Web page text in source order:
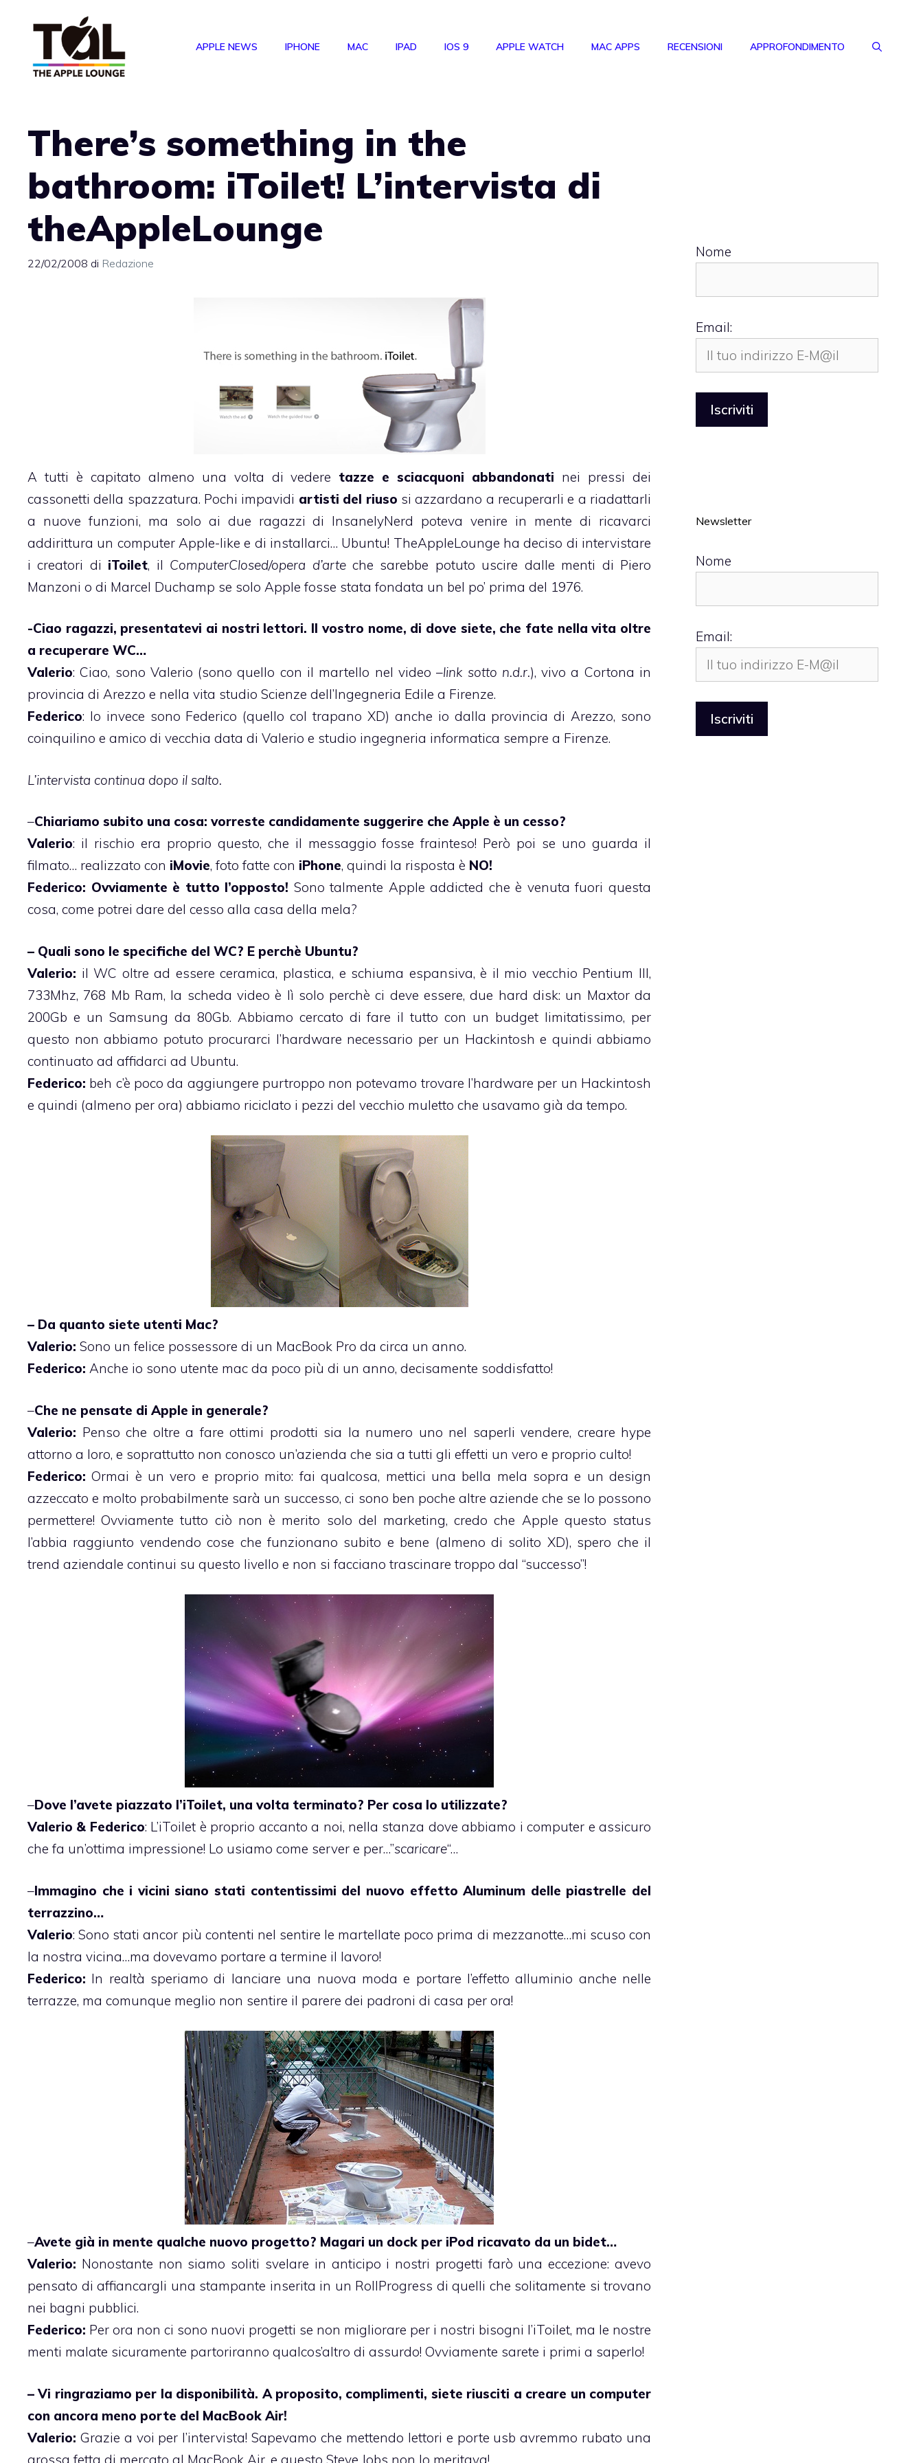
APPLE NEWS IPHONE MAC IPAD IOS 9 APPLE WATCH MAC APPS RECENSIONI APPROFONDIMENTO
There’s something in the
bathroom: iToilet! L’intervista di
theAppleLounge
22/02/2008 di Redazione
A tutti è capitato almeno una volta di vedere tazze e sciacquoni abbandonati nei pressi dei
cassonetti della spazzatura. Pochi impavidi artisti del riuso si azzardano a recuperarli e a riadattarli
a nuove funzioni, ma solo ai due ragazzi di InsanelyNerd poteva venire in mente di ricavarci
addirittura un computer Apple-like e di installarci… Ubuntu! TheAppleLounge ha deciso di intervistare
i creatori di iToilet, il ComputerClosed/opera d’arteche sarebbe potuto uscire dalle menti di Piero
Manzoni o di Marcel Duchamp se solo Apple fosse stata fondata un bel po’ prima del 1976.
-Ciao ragazzi, presentatevi ai nostri lettori. Il vostro nome, di dove siete, che fate nella vita oltre
a recuperare WC…
Valerio: Ciao, sono Valerio (sono quello con il martello nel video –link sotto n.d.r.), vivo a Cortona in
provincia di Arezzo e nella vita studio Scienze dell’Ingegneria Edile a Firenze.
Federico: Io invece sono Federico (quello col trapano XD) anche io dalla provincia di Arezzo, sono
coinquilino e amico di vecchia data di Valerio e studio ingegneria informatica sempre a Firenze.
L’intervista continua dopo il salto.
–Chiariamo subito una cosa: vorreste candidamente suggerire che Apple è un cesso?
Valerio: il rischio era proprio questo, che il messaggio fosse frainteso! Però poi se uno guarda il
filmato… realizzato con iMovie, foto fatte con iPhone, quindi la risposta è NO!
Federico: Ovviamente è tutto l’opposto! Sono talmente Apple addicted che è venuta fuori questa
cosa, come potrei dare del cesso alla casa della mela?
– Quali sono le specifiche del WC? E perchè Ubuntu?
Valerio: il WC oltre ad essere ceramica, plastica, e schiuma espansiva, è il mio vecchio Pentium III,
733Mhz, 768 Mb Ram, la scheda video è lì solo perchè ci deve essere, due hard disk: un Maxtor da
200Gb e un Samsung da 80Gb. Abbiamo cercato di fare il tutto con un budget limitatissimo, per
questo non abbiamo potuto procurarci l’hardware necessario per un Hackintosh e quindi abbiamo
continuato ad affidarci ad Ubuntu.
Federico: beh c’è poco da aggiungere purtroppo non potevamo trovare l’hardware per un Hackintosh
e quindi (almeno per ora) abbiamo riciclato i pezzi del vecchio muletto che usavamo già da tempo.
– Da quanto siete utenti Mac?
Valerio: Sono un felice possessore di un MacBook Pro da circa un anno.
Federico: Anche io sono utente mac da poco più di un anno, decisamente soddisfatto!
–Che ne pensate di Apple in generale?
Valerio: Penso che oltre a fare ottimi prodotti sia la numero uno nel saperli vendere, creare hype
attorno a loro, e soprattutto non conosco un’azienda che sia a tutti gli effetti un vero e proprio culto!
Federico: Ormai è un vero e proprio mito: fai qualcosa, mettici una bella mela sopra e un design
azzeccato e molto probabilmente sarà un successo, ci sono ben poche altre aziende che se lo possono
permettere! Ovviamente tutto ciò non è merito solo del marketing, credo che Apple questo status
l’abbia raggiunto vendendo cose che funzionano subito e bene (almeno di solito XD), spero che il
trend aziendale continui su questo livello e non si facciano trascinare troppo dal “successo”!
–Dove l’avete piazzato l’iToilet, una volta terminato? Per cosa lo utilizzate?
Valerio & Federico: L’iToilet è proprio accanto a noi, nella stanza dove abbiamo i computer e assicuro
che fa un’ottima impressione! Lo usiamo come server e per…”scaricare“…
–Immagino che i vicini siano stati contentissimi del nuovo effetto Aluminum delle piastrelle del
terrazzino…
Valerio: Sono stati ancor più contenti nel sentire le martellate poco prima di mezzanotte…mi scuso con
la nostra vicina…ma dovevamo portare a termine il lavoro!
Federico: In realtà speriamo di lanciare una nuova moda e portare l’effetto alluminio anche nelle
terrazze, ma comunque meglio non sentire il parere dei padroni di casa per ora!
–Avete già in mente qualche nuovo progetto? Magari un dock per iPod ricavato da un bidet…
Valerio: Nonostante non siamo soliti svelare in anticipo i nostri progetti farò una eccezione: avevo
pensato di affiancargli una stampante inserita in un RollProgress di quelli che solitamente si trovano
nei bagni pubblici.
Federico: Per ora non ci sono nuovi progetti se non migliorare per i nostri bisogni l’iToilet, ma le nostre
menti malate sicuramente partoriranno qualcos’altro di assurdo! Ovviamente sarete i primi a saperlo!
– Vi ringraziamo per la disponibilità. A proposito, complimenti, siete riusciti a creare un computer
con ancora meno porte del MacBook Air!
Valerio: Grazie a voi per l’intervista! Sapevamo che mettendo lettori e porte usb avremmo rubato una
grossa fetta di mercato al MacBook Air, e questo Steve Jobs non lo meritava!
Nome
Email:
Newsletter
Nome
Email: